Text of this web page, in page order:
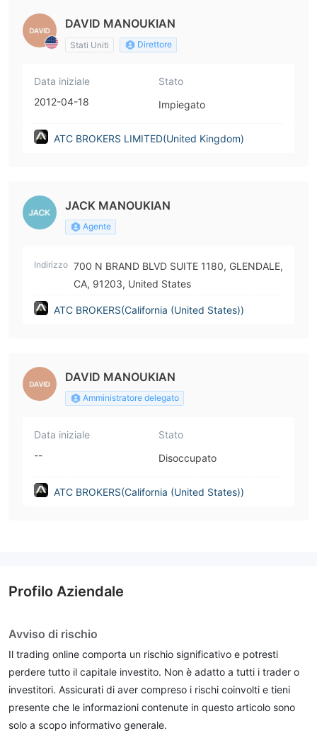
DAVID MANOUKIAN
Stati Uniti Direttore
Data iniziale
2012-04-18
Stato
Impiegato
ATC BROKERS LIMITED(United Kingdom)
JACK MANOUKIAN
Agente
Indirizzo 700 N BRAND BLVD SUITE 1180, GLENDALE,
CA, 91203, United States
ATC BROKERS(California (United States))
DAVID MANOUKIAN
Amministratore delegato
Data iniziale
--
Stato
Disoccupato
ATC BROKERS(California (United States))
Profilo Aziendale
Avviso di rischio
Il trading online comporta un rischio significativo e potresti
perdere tutto il capitale investito. Non è adatto a tutti i trader o
investitori. Assicurati di aver compreso i rischi coinvolti e tieni
presente che le informazioni contenute in questo articolo sono
solo a scopo informativo generale.